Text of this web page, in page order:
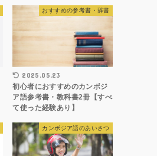
おすすめの参考書・辞書
2025.05.23
初心者におすすめのカンボジ
ア語参考書・教科書2冊【すべ
て使った経験あり】
カンボジア語のあいさつ